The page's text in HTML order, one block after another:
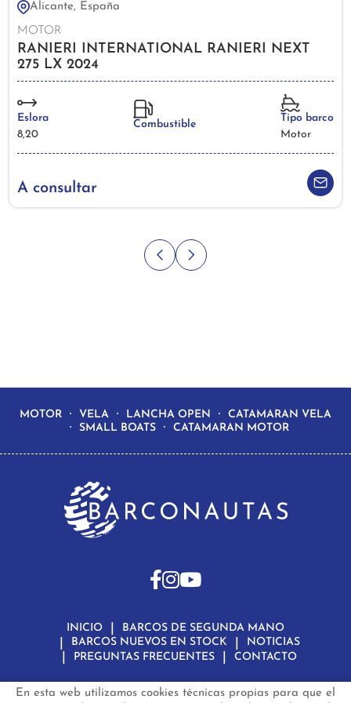
Alicante, España
MOTOR
RANIERI INTERNATIONAL RANIERI NEXT
275 LX 2024
Eslora
8,20
Combustible
Tipo barco
Motor
A consultar
En esta web utilizamos cookies técnicas propias para que el
MOTOR VELA LANCHA OPEN
CATAMARAN VELA
SMALL BOATS
CATAMARAN MOTOR
INICIO
BARCOS DE SEGUNDA MANO
BARCOS NUEVOS EN STOCK
NOTICIAS
PREGUNTAS FRECUENTES
CONTACTO
Aviso Legal
Política de Privacidad de Datos